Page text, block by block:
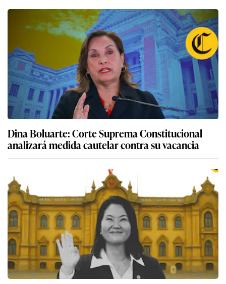
Dina Boluarte: Corte Suprema Constitucional
analizará medida cautelar contra su vacancia